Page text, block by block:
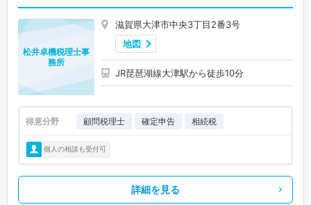
滋賀県大津市中央3丁目2番3号
地図
JR琵琶湖線大津駅から徒歩10分
松井卓機税理士事
務所
得意分野 顧問税理士 確定申告 相続税
個人の相談も受付可
詳細を見る